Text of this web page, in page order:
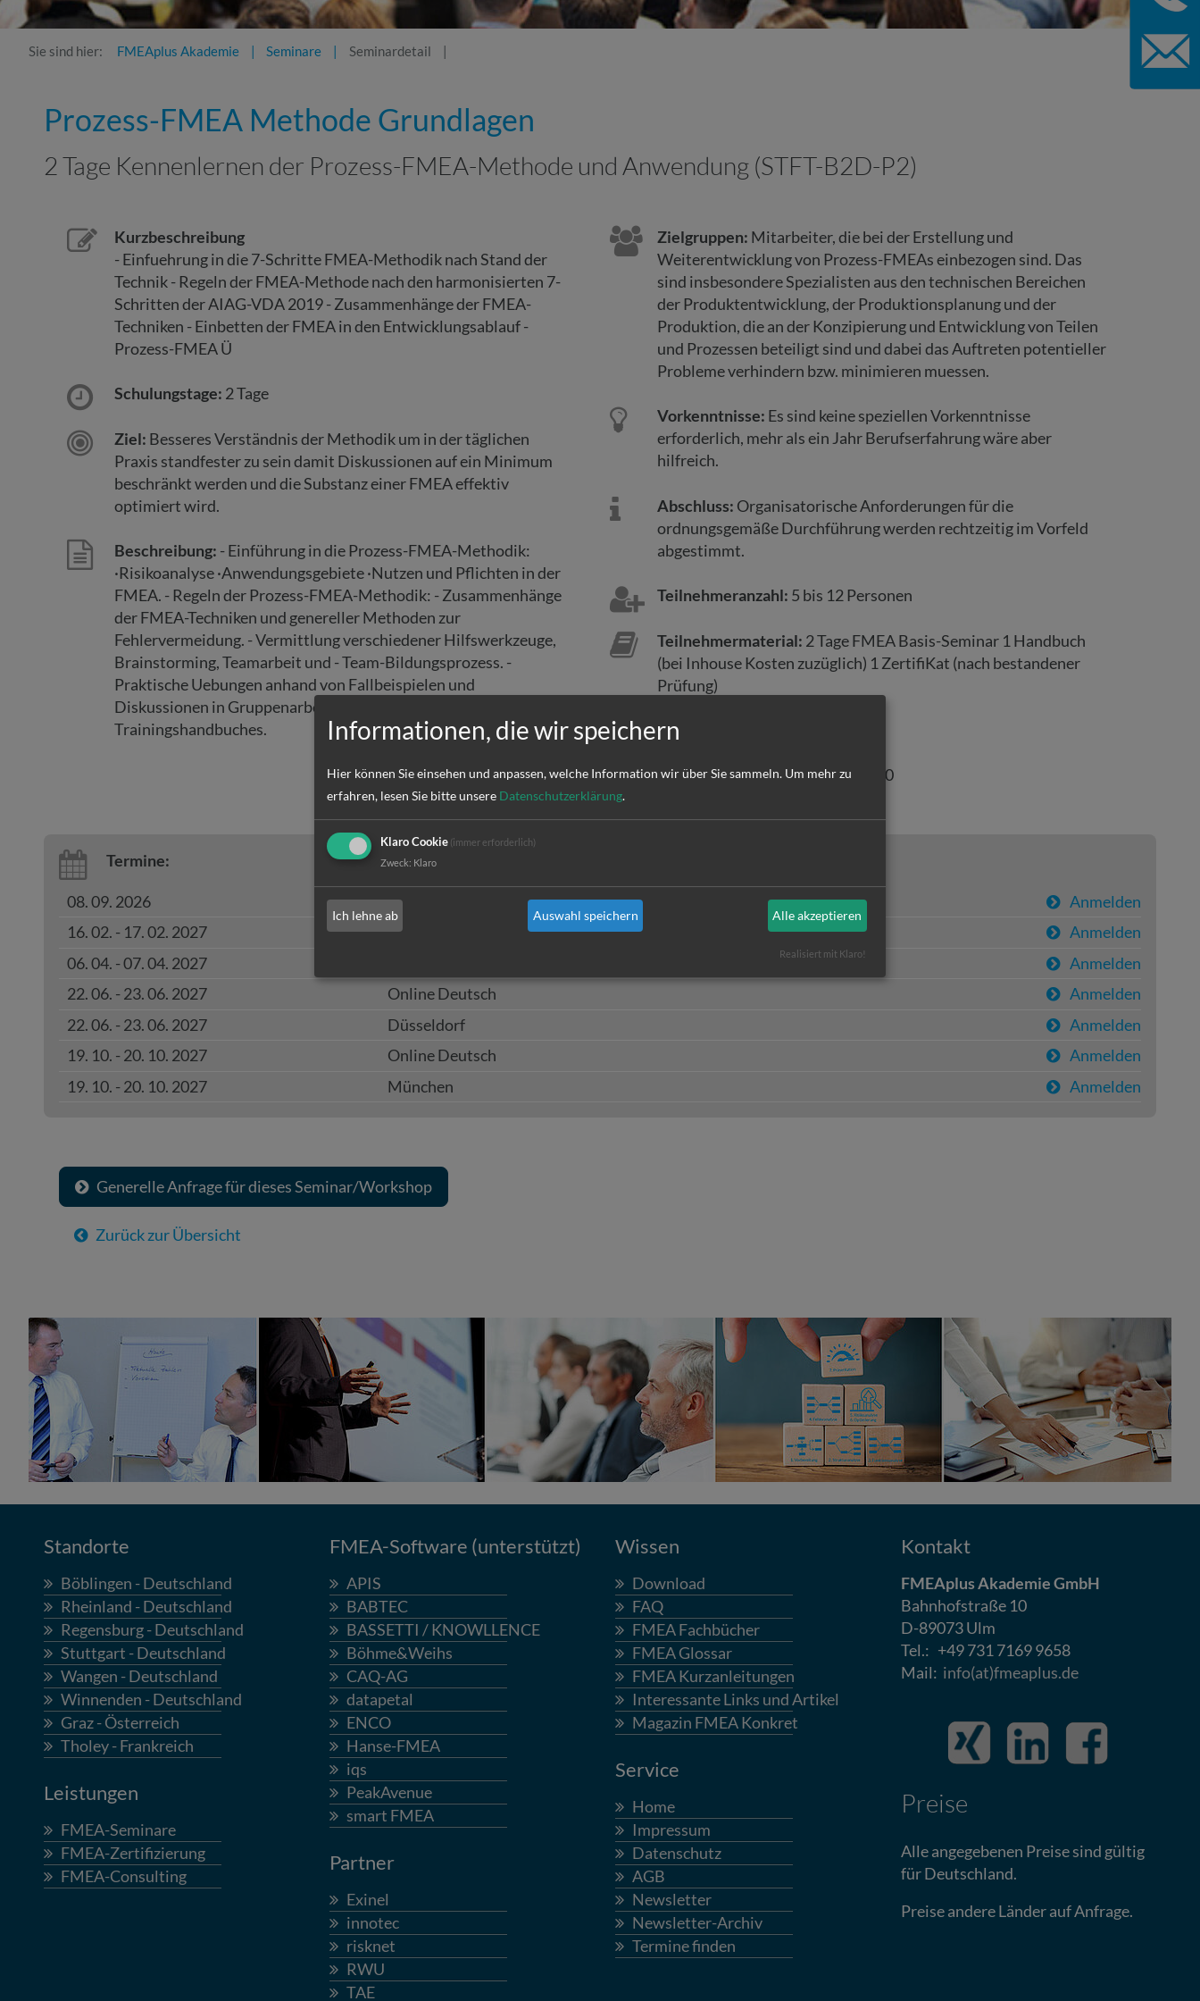
Sie sind hier: FMEAplus Akademie Seminare Seminardetail
Prozess-FMEA Methode Grundlagen
2 Tage Kennenlernen der Prozess-FMEA-Methode und Anwendung (STFT-B2D-P2)
Kurzbeschreibung
- Einfuehrung in die 7-Schritte FMEA-Methodik nach Stand der
Technik - Regeln der FMEA-Methode nach den harmonisierten 7-
Schritten der AIAG-VDA 2019 - Zusammenhänge der FMEA-
Techniken - Einbetten der FMEA in den Entwicklungsablauf -
Prozess-FMEA Ü
Schulungstage: 2 Tage
Ziel: Besseres Verständnis der Methodik um in der täglichen
Praxis standfester zu sein damit Diskussionen auf ein Minimum
beschränkt werden und die Substanz einer FMEA effektiv
optimiert wird.
Beschreibung: - Einführung in die Prozess-FMEA-Methodik:
·Risikoanalyse ·Anwendungsgebiete ·Nutzen und Pflichten in der
FMEA. - Regeln der Prozess-FMEA-Methodik: - Zusammenhänge
der FMEA-Techniken und genereller Methoden zur
Fehlervermeidung. - Vermittlung verschiedener Hilfswerkzeuge,
Brainstorming, Teamarbeit und - Team-Bildungsprozess. -
Praktische Uebungen anhand von Fallbeispielen und
Diskussionen in Gruppenarbeit. - Kennenlernen des
Trainingshandbuches.
Zielgruppen: Mitarbeiter, die bei der Erstellung und
Weiterentwicklung von Prozess-FMEAs einbezogen sind. Das
sind insbesondere Spezialisten aus den technischen Bereichen
der Produktentwicklung, der Produktionsplanung und der
Produktion, die an der Konzipierung und Entwicklung von Teilen
und Prozessen beteiligt sind und dabei das Auftreten potentieller
Probleme verhindern bzw. minimieren muessen.
Vorkenntnisse: Es sind keine speziellen Vorkenntnisse
erforderlich, mehr als ein Jahr Berufserfahrung wäre aber
hilfreich.
Abschluss: Organisatorische Anforderungen für die
ordnungsgemäße Durchführung werden rechtzeitig im Vorfeld
abgestimmt.
Teilnehmeranzahl: 5 bis 12 Personen
Teilnehmermaterial: 2 Tage FMEA Basis-Seminar 1 Handbuch
(bei Inhouse Kosten zuzüglich) 1 ZertifiKat (nach bestandener
Prüfung)
Preise
Standardpreis inhouse: € 3.400,00
Termine:
08. 09. 2026 Wetzikon
Anmelden
16. 02. - 17. 02. 2027
Online Deutsch
Anmelden
06. 04. - 07. 04. 2027
Anmelden
22. 06. - 23. 06. 2027
Online Deutsch
Anmelden
22. 06. - 23. 06. 2027
Düsseldorf
Anmelden
19. 10. - 20. 10. 2027
Online Deutsch
Anmelden
19. 10. - 20. 10. 2027
München Anmelden
Generelle Anfrage für dieses Seminar/Workshop
Zurück zur Übersicht
Standorte
Böblingen - Deutschland
Rheinland - Deutschland
Regensburg - Deutschland
Stuttgart - Deutschland
Wangen - Deutschland
Winnenden - Deutschland
Graz - Österreich
Tholey - Frankreich
Leistungen
FMEA-Seminare
FMEA-Zertifizierung
FMEA-Consulting
FMEA-Software (unterstützt)
APIS
BABTEC
BASSETTI / KNOWLLENCE
Böhme&Weihs
CAQ-AG
datapetal
ENCO
Hanse-FMEA
iqs
PeakAvenue
smart FMEA
Partner
Exinel
innotec
risknet
RWU
TAE
Wissen
Download
FAQ
FMEA Fachbücher
FMEA Glossar
FMEA Kurzanleitungen
Interessante Links und Artikel
Magazin FMEA Konkret
Service
Home
Impressum
Datenschutz
AGB
Newsletter
Newsletter-Archiv
Termine finden
Kontakt
FMEAplus Akademie GmbH
Bahnhofstraße 10
D-89073 Ulm
Tel.: +49 731 7169 9658
Mail: info(at)fmeaplus.de
Preise
Alle angegebenen Preise sind gültig
für Deutschland.
Preise andere Länder auf Anfrage.
Informationen, die wir speichern
Hier können Sie einsehen und anpassen, welche Information wir über Sie sammeln. Um mehr zu
erfahren, lesen Sie bitte unsere Datenschutzerklärung.
Klaro Cookie (immer erforderlich)
Zweck: Klaro
Ich lehne ab Auswahl speichern Alle akzeptieren
Realisiert mit Klaro!